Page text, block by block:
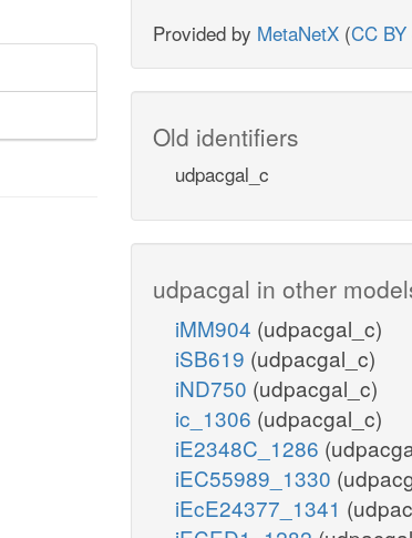
Provided by MetaNetX (CC
Old identifiers
udpacgal_c
udpacgal in other
iMM904 (udpacgal_c)
iSB619 (udpacgal_c)
iND750 (udpacgal_c)
ic_1306 (udpacgal_c)
iE2348C_1286
iEC55989_1330
iEcE24377_1341